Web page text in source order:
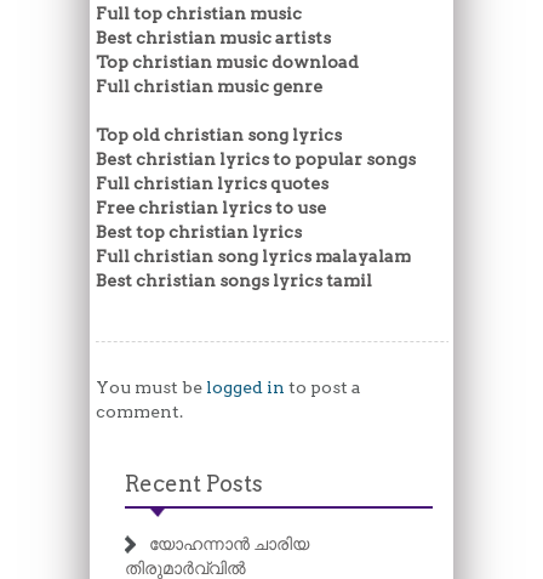
Full top christian music
Best christian music artists
Top christian music download
Full christian music genre
Top old christian song lyrics
Best christian lyrics to popular songs
Full christian lyrics quotes
Free christian lyrics to use
Best top christian lyrics
Full christian song lyrics malayalam
Best christian songs lyrics tamil
You must be logged in to post a
comment.
Recent Posts
യോഹന്നാൻ ചാരിയ
തിരുമാർവ്വിൽ